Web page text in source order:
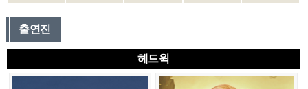
출연진
헤드윅